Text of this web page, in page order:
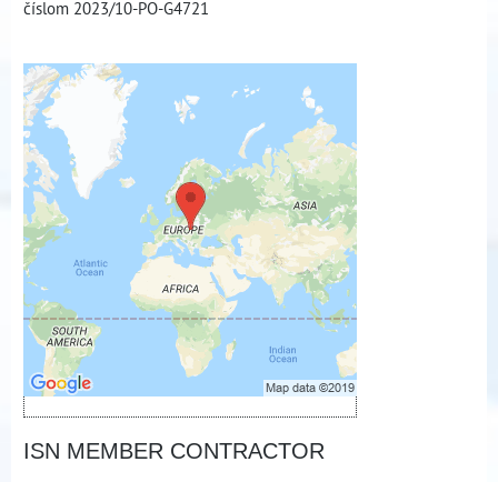
číslom 2023/10-PO-G4721
Externý obsah je blokovaný
Voľbami súkromia
Prajete si načítať externý obsah?
Povoliť tentokrát
Povoliť a zapamätať - súhlas s
druhom cookie: Funkčné
Otvoriť obsah v novom okne
ISN MEMBER CONTRACTOR